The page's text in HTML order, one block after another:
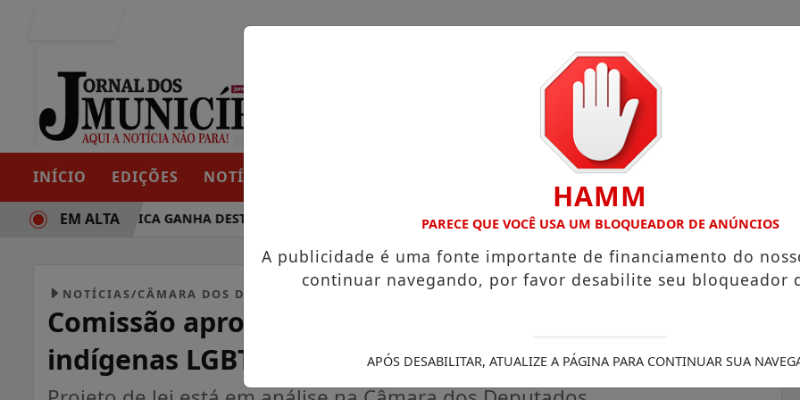
INÍCIO EDIÇÕES NOTÍCIAS
POLÍTICA GANHA DESTAQUE EM PORTO GRANDE COM ATUAÇÃO VOLTADA AO MUNICÍPIO RECEITA FEDERAL
EM ALTA
NOTÍCIAS/CÂMARA DOS DEPUTADOS
Comissão aprova garantia de direitos e proteção a
indígenas LGBTIA+ no Brasil
HAMM
PARECE QUE VOCÊ USA UM BLOQUEADOR DE ANÚNCIOS
A publicidade é uma fonte importante de financiamento do
continuar navegando, por favor desabilite seu bloqueador
APÓS DESABILITAR, ATUALIZE A PÁGINA PARA CONTINUAR SUA